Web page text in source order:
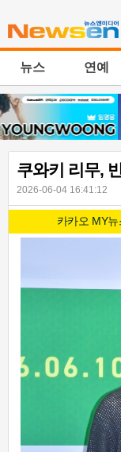
뉴스 연예
쿠와키 리무,
2026-06-04 16:41:12
카카오 MY뉴